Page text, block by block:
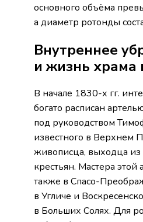
основного объёма
а диаметр ротонды
Внутреннее
и жизнь храма
В начале 1830-х гг.
богато расписан
под руководством
известного в Верхнем
живописца, выходца из
крестьян. Мастера этой
также в Спасо-
в Угличе и
в Больших Солях. Для